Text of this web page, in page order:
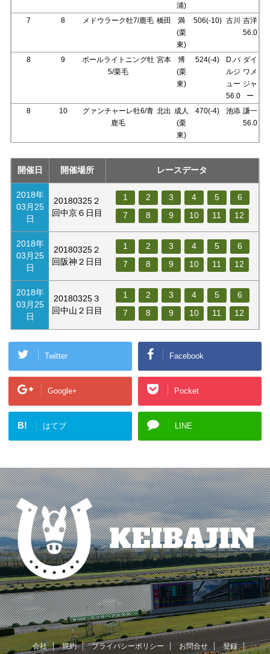
浦)
7 8 メドウラーク牡7/鹿毛 橋田
満
(栗
東)
506(-10) 古川
吉洋
56.0
8 9
ボールライトニング牡
5/栗毛
宮本
博
(栗
東)
524(-4)
D.バ
ルジ
ュー
56.0
ダイ
ワメ
ジャ
ー
8
10
グァンチャーレ牡6/青
鹿毛
北出 成人
(栗
東)
470(-4) 池添 謙一
56.0
開催日 開催場所 レースデータ
2018年
03月25
日
20180325２
回中京６日目
1 2 3 4 5
6
7
8 9 10 11 12
2018年
03月25
日
20180325２
回阪神２日目
1 2 3 4 5
6
7
8 9 10 11 12
2018年
03月25
日
20180325３
回中山２日目
1 2 3 4 5
6
7
8 9 10 11 12
Twitter Facebook
Google+ Pocket
B! はてブ LINE
会社 規約 プライバシーポリシー お問合せ
登録